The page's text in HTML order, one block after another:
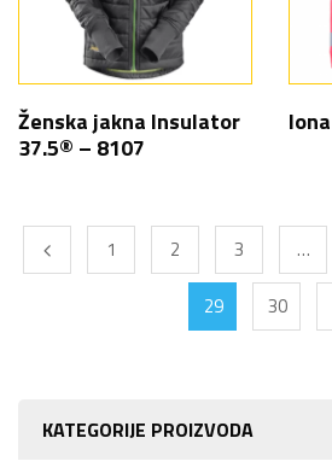
KATEGORIJE PROIZVODA
Ženska jakna Insulator
37.5® – 8107
1 2 3 …
29 30